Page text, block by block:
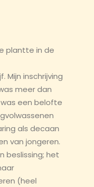
plantte in de
Mijn inschrijving
meer dan
een belofte
als decaan
van jongeren.
beslissing; het
(heel